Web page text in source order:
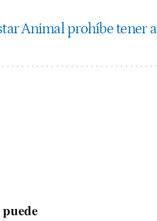
Animal prohíbe tener a
puede